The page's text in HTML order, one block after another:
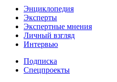
Энциклопедия
Эксперты
Экспертные мнения
Личный взгляд
Интервью
Подписка
Спецпроекты